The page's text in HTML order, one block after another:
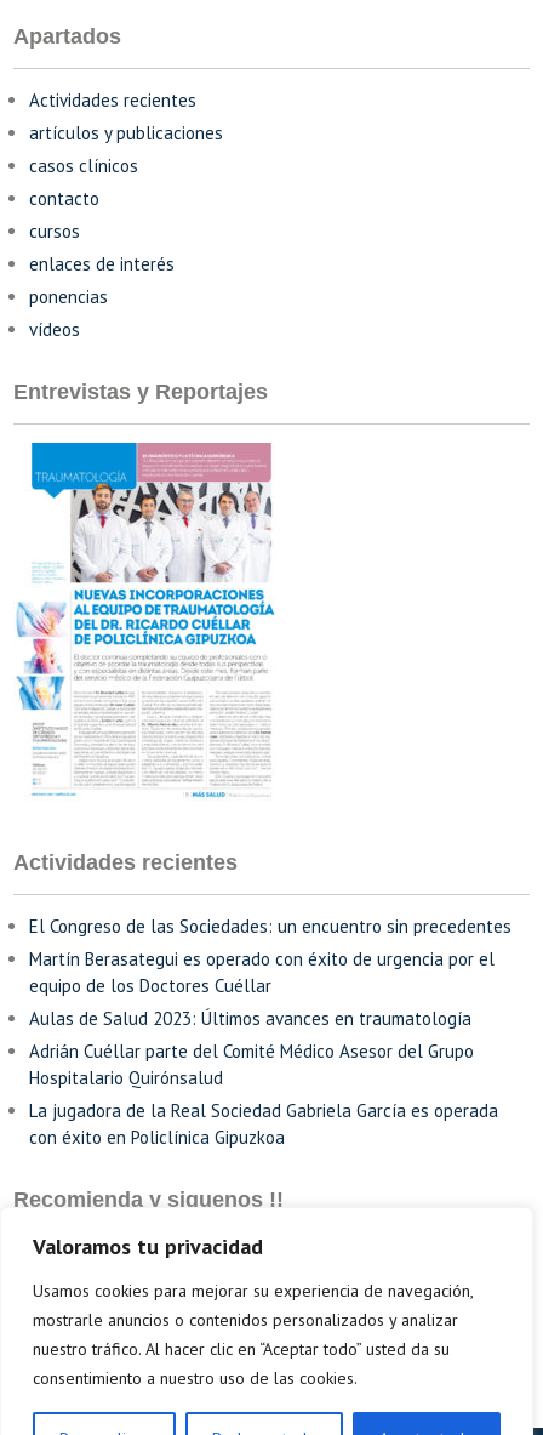
Valoramos tu privacidad
Usamos cookies para mejorar su experiencia de navegación,
mostrarle anuncios o contenidos personalizados y analizar
nuestro tráfico. Al hacer clic en “Aceptar todo” usted da su
consentimiento a nuestro uso de las cookies.
Apartados
Actividades recientes
artículos y publicaciones
casos clínicos
contacto
cursos
enlaces de interés
ponencias
vídeos
Entrevistas y Reportajes
Actividades recientes
El Congreso de las Sociedades: un encuentro sin precedentes
Martín Berasategui es operado con éxito de urgencia por el
equipo de los Doctores Cuéllar
Aulas de Salud 2023: Últimos avances en traumatología
Adrián Cuéllar parte del Comité Médico Asesor del Grupo
Hospitalario Quirónsalud
La jugadora de la Real Sociedad Gabriela García es operada
con éxito en Policlínica Gipuzkoa
Recomienda y siguenos !!